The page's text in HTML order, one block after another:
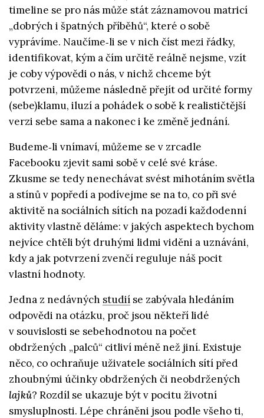
timeline se pro nás může stát záznamovou matricí
„dobrých i špatných příběhů“, které o sobě
vyprávíme. Naučíme‑li se v nich číst mezi řádky,
identifikovat, kým a čím určitě reálně nejsme, vzít
je coby výpovědi o nás, v nichž chceme být
potvrzeni, můžeme následně přejít od určité formy
(sebe)klamu, iluzí a pohádek o sobě k realističtější
verzi sebe sama a nakonec i ke změně jednání.
Budeme‑li vnímaví, můžeme se v zrcadle
Facebooku zjevit sami sobě v celé své kráse.
Zkusme se tedy nenechávat svést mihotáním světla
a stínů v popředí a podívejme se na to, co při své
aktivitě na sociálních sítích na pozadí každodenní
aktivity vlastně děláme: v jakých aspektech bychom
nejvíce chtěli být druhými lidmi viděni a uznáváni,
kdy a jak potvrzení zvenčí reguluje náš pocit
vlastní hodnoty.
Jedna z nedávných studií se zabývala hledáním
odpovědi na otázku, proč jsou někteří lidé
v souvislosti se sebehodnotou na počet
obdržených „palců“ citliví méně než jiní. Existuje
něco, co ochraňuje uživatele sociálních sítí před
zhoubnými účinky obdržených či neobdržených
lajků? Rozdíl se ukazuje být v pocitu životní
smysluplnosti. Lépe chráněni jsou podle všeho ti,